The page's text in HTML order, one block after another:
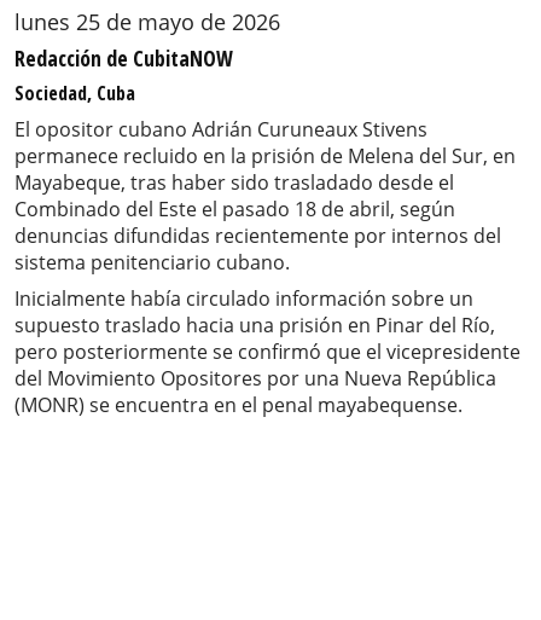
lunes 25 de mayo de 2026
Redacción de CubitaNOW
Sociedad, Cuba
El opositor cubano Adrián Curuneaux Stivens
permanece recluido en la prisión de Melena del Sur, en
Mayabeque, tras haber sido trasladado desde el
Combinado del Este el pasado 18 de abril, según
denuncias difundidas recientemente por internos del
sistema penitenciario cubano.
Inicialmente había circulado información sobre un
supuesto traslado hacia una prisión en Pinar del Río,
pero posteriormente se confirmó que el vicepresidente
del Movimiento Opositores por una Nueva República
(MONR) se encuentra en el penal mayabequense.